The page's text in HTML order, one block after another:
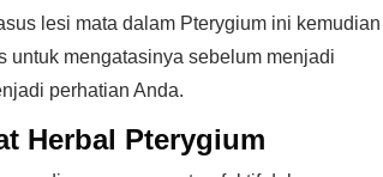
lesi mata dalam Pterygium ini kemudian
untuk mengatasinya sebelum menjadi
perhatian Anda.
Herbal Pterygium